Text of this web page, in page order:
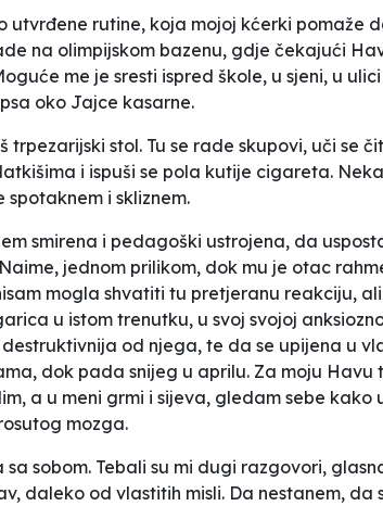
rutine, koja mojoj kćerki pomaže
na olimpijskom bazenu, gdje čekajući
me je sresti ispred škole, u sjeni, u
oko Jajce kasarne.
stol. Tu se rade skupovi, uči se
i ispuši se pola kutije cigareta.
i skliznem.
smirena i pedagoški ustrojena, da
jednom prilikom, dok mu je otac
mogla shvatiti tu pretjeranu reakciju,
u istom trenutku, u svoj svojoj
od njega, te da se upijena u
dok pada snijeg u aprilu. Za moju Havu
a u meni grmi i sijeva, gledam sebe kako
mozga.
sobom. Tebali su mi dugi razgovori,
od vlastitih misli. Da nestanem, da